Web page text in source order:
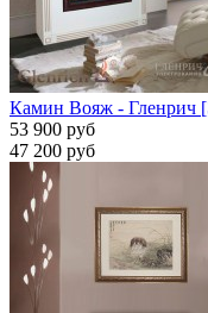
Камин Вояж - Гленрич
53 900 руб
47 200 руб